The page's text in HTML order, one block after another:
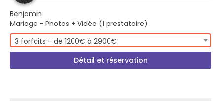
Benjamin
Mariage - Photos + Vidéo (1 prestataire)
3 forfaits - de 1200€ à 2900€
Détail et réservation